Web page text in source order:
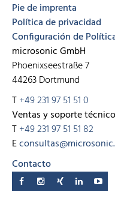
Pie de imprenta
Política de privacidad
Configuración de
microsonic GmbH
Phoenixseestraße 7
44263 Dortmund
T+49 231 97 51 51 0
Ventas y soporte
T+49 231 97 51 51 82
E
Contacto